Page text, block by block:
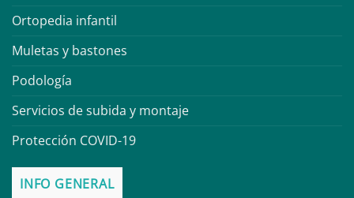
Ortopedia infantil
Muletas y bastones
Podología
Servicios de subida y montaje
Protección COVID-19
INFO GENERAL